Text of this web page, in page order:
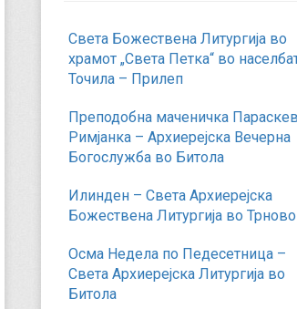
Света Божествена Литургија во
храмот „Света Петка“ во
Точила – Прилеп
Преподобна маченичка
Римјанка – Архиерејска Вечерна
Богослужба во Битола
Илинден – Света Архиерејска
Божествена Литургија во Трново
Осма Недела по Педесетница –
Света Архиерејска Литургија во
Битола